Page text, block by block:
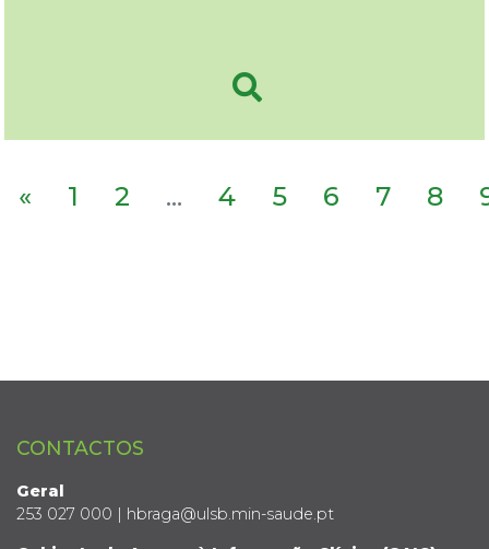
« 1 2 ... 4 5 6 7 8
CONTACTOS
Geral
253 027 000 | hbraga@ulsb.min-saude.pt